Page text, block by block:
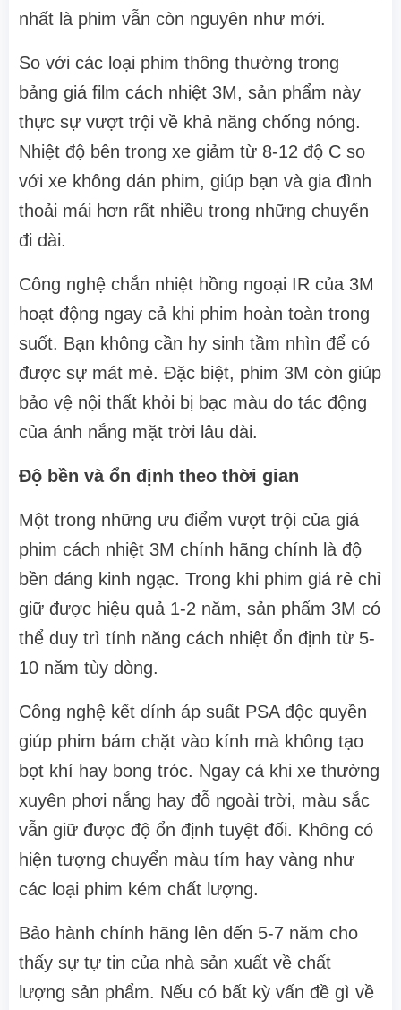
nhất là phim vẫn còn nguyên như mới.
So với các loại phim thông thường trong
bảng giá film cách nhiệt 3M, sản phẩm này
thực sự vượt trội về khả năng chống nóng.
Nhiệt độ bên trong xe giảm từ 8-12 độ C so
với xe không dán phim, giúp bạn và gia đình
thoải mái hơn rất nhiều trong những chuyến
đi dài.
Công nghệ chắn nhiệt hồng ngoại IR của 3M
hoạt động ngay cả khi phim hoàn toàn trong
suốt. Bạn không cần hy sinh tầm nhìn để có
được sự mát mẻ. Đặc biệt, phim 3M còn giúp
bảo vệ nội thất khỏi bị bạc màu do tác động
của ánh nắng mặt trời lâu dài.
Độ bền và ổn định theo thời gian
Một trong những ưu điểm vượt trội của giá
phim cách nhiệt 3M chính hãng chính là độ
bền đáng kinh ngạc. Trong khi phim giá rẻ chỉ
giữ được hiệu quả 1-2 năm, sản phẩm 3M có
thể duy trì tính năng cách nhiệt ổn định từ 5-
10 năm tùy dòng.
Công nghệ kết dính áp suất PSA độc quyền
giúp phim bám chặt vào kính mà không tạo
bọt khí hay bong tróc. Ngay cả khi xe thường
xuyên phơi nắng hay đỗ ngoài trời, màu sắc
vẫn giữ được độ ổn định tuyệt đối. Không có
hiện tượng chuyển màu tím hay vàng như
các loại phim kém chất lượng.
Bảo hành chính hãng lên đến 5-7 năm cho
thấy sự tự tin của nhà sản xuất về chất
lượng sản phẩm. Nếu có bất kỳ vấn đề gì về